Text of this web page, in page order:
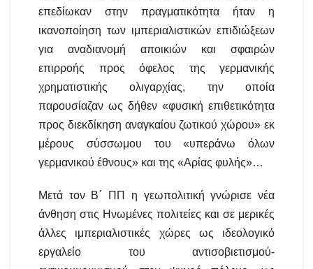
επεδίωκαν στην πραγματικότητα ήταν η
ικανοποίηση των ιμπεριαλιστικών επιδιώξεων
για αναδιανομή αποικιών και σφαιρών
επιρροής προς όφελος της γερμανικής
χρηματιστικής ολιγαρχίας, την οποία
παρουσίαζαν ως δήθεν «φυσική επιθετικότητα
προς διεκδίκηση αναγκαίου ζωτικού χώρου» εκ
μέρους σύσσωμου του «υπεράνω όλων
γερμανικού έθνους» και της «Αρίας φυλής»…
Μετά τον Β΄ ΠΠ η γεωπολιτική γνώρισε νέα
άνθηση στις Ηνωμένες πολιτείες και σε μερικές
άλλες ιμπεριαλιστικές χώρες ως ιδεολογικό
εργαλείο του αντισοβιετισμού-